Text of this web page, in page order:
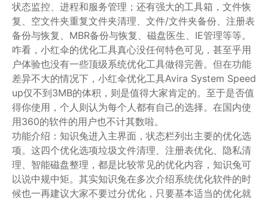
状态监控、进程和服务管理；还有强大的工具箱，文件恢
复、空文件夹重复文件夹清理、文件/文件夹备份、注册表
备份与恢复、MBR备份与恢复、磁盘医生、IE管理等等。
咋看，小红伞的优化工具真心没任何特色可见，甚至乎用
户体验也没有一些顶级系统优化工具做得完善。但在功能
差异不大的情况下，小红伞优化工具Avira System Speed
up仅不到3MB的体积，则是值得大家肯定的。至于是否值
得你使用，个人则认为每个人都有自己的选择。在国内使
用360的软件的用户也不计其数啦。
功能介绍：知识兔进入主界面，状态栏列出主要的优化选
项。这四个优化选项垃圾文件清理、注册表优化、隐私清
理、智能磁盘整理，都是比较常见的优化内容，知识兔可
以说中规中矩。其实知识兔在多次介绍系统优化软件的时
候也一再建议大家不要过分优化，只要基本适当的优化就